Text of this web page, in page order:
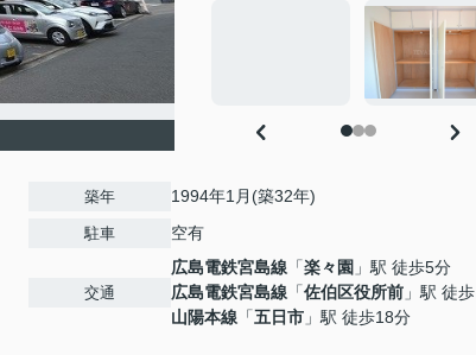
築年 1994年1月(築32年)
駐車 空有
交通
広島電鉄宮島線 「楽々園 」駅 徒歩5分
広島電鉄宮島線 「佐伯区役所前 」駅 徒
山陽本線 「五日市 」駅 徒歩18分